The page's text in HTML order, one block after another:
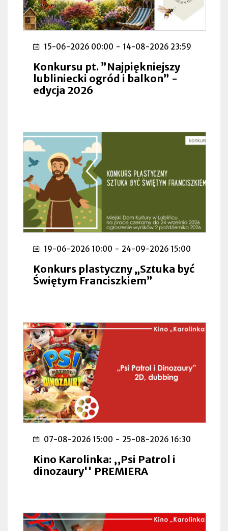
15-06-2026 00:00 - 14-08-2026 23:59
Konkursu pt. ”Najpiękniejszy
lubliniecki ogród i balkon” -
edycja 2026
19-06-2026 10:00 - 24-09-2026 15:00
Konkurs plastyczny „Sztuka być
Świętym Franciszkiem”
07-08-2026 15:00 - 25-08-2026 16:30
Kino Karolinka: ,,Psi Patrol i
dinozaury'' PREMIERA